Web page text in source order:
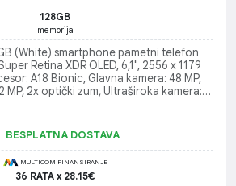
128GB
memorija
(White) smartphone pametni telefon
Retina XDR OLED, 6,1", 2556 x 1179
A18 Bionic, Glavna kamera: 48 MP,
MP, 2x optički zum, Ultraširoka kamera:
BESPLATNA DOSTAVA
MULTICOM FINANSIRANJE
36 RATA x 28.15€